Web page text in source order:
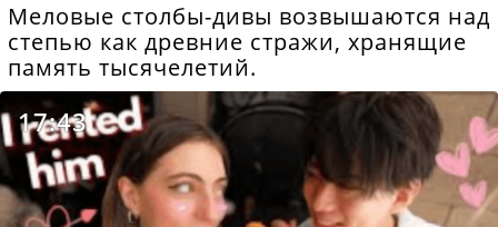
Меловые столбы-дивы возвышаются над
степью как древние стражи, хранящие
память тысячелетий.
17:43